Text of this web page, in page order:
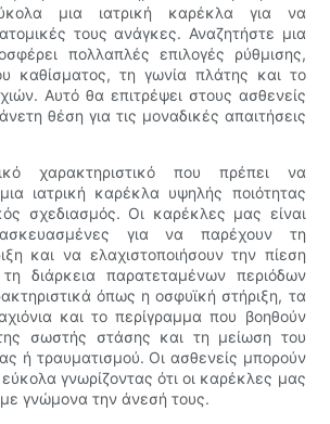
μια ιατρική καρέκλα για να
ατομικές τους ανάγκες. Αναζητήστε μια
πολλαπλές επιλογές ρύθμισης,
καθίσματος, τη γωνία πλάτης και το
Αυτό θα επιτρέψει στους ασθενείς
θέση για τις μοναδικές απαιτήσεις
χαρακτηριστικό που πρέπει να
ιατρική καρέκλα υψηλής ποιότητας
σχεδιασμός. Οι καρέκλες μας είναι
για να παρέχουν τη
και να ελαχιστοποιήσουν την πίεση
διάρκεια παρατεταμένων περιόδων
όπως η οσφυϊκή στήριξη, τα
και το περίγραμμα που βοηθούν
σωστής στάσης και τη μείωση του
ή τραυματισμού. Οι ασθενείς μπορούν
γνωρίζοντας ότι οι καρέκλες μας
γνώμονα την άνεσή τους.